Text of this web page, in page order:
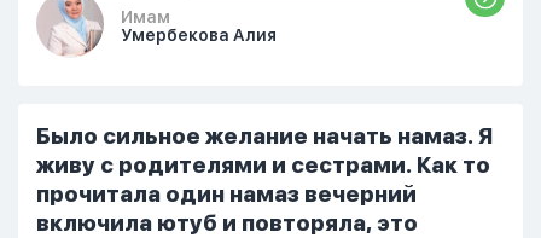
Он ответил: «Я живу с больными». Мне
стало очень обидно, и я решила
проснулся и спросил, что случилось. И
я рассказала о своих проблемах. Затем
я сказала ему:...
Имам
Умербекова Алия
Было сильное желание начать намаз. Я
живу с родителями и сестрами. Как то
прочитала один намаз вечерний
включила ютуб и повторяла, это